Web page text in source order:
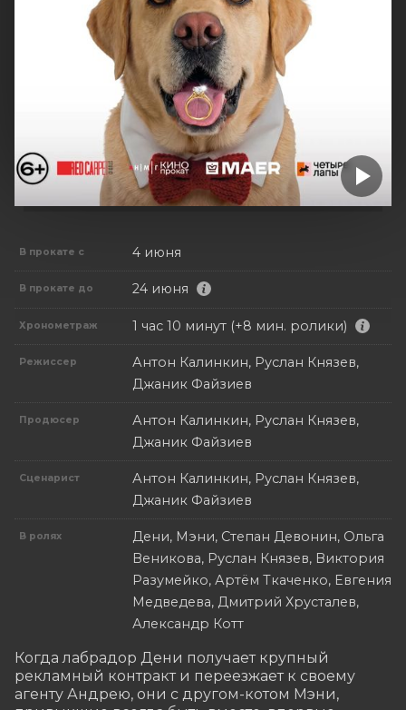
В прокате с 4 июня
В прокате до 24 июня
Хронометраж 1 час 10 минут (+8 мин. ролики)
Режиссер
Антон Калинкин, Руслан Князев,
Джаник Файзиев
Продюсер
Антон Калинкин, Руслан Князев,
Джаник Файзиев
Сценарист
Антон Калинкин, Руслан Князев,
Джаник Файзиев
В ролях
Дени, Мэни, Степан Девонин, Ольга
Веникова, Руслан Князев, Виктория
Разумейко, Артём Ткаченко, Евгения
Медведева, Дмитрий Хрусталев,
Александр Котт
Когда лабрадор Дени получает крупный
рекламный контракт и переезжает к своему
агенту Андрею, они с другом-котом Мэни,